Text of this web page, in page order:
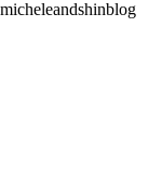
micheleandshinblog